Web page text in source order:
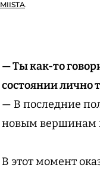
MIISTA.
— Ты как-то
состоянии лично
— В последние
новым вершинам
В этот момент